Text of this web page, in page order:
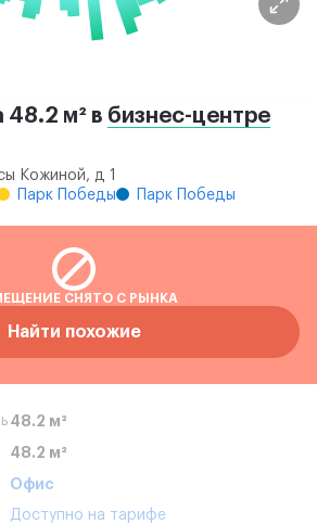
м² в бизнес-центре
Кожиной, д 1
Парк Победы Парк Победы
СНЯТО С РЫНКА
Найти похожие
48.2 м²
48.2 м²
Офис
Доступно на тарифе